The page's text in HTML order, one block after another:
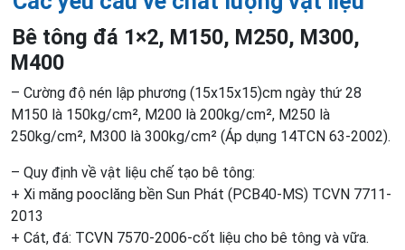
Bê tông đá 1×2, M150, M250, M300,
M400
– Cường độ nén lập phương (15x15x15)cm ngày thứ 28
M150 là 150kg/cm², M200 là 200kg/cm², M250 là
250kg/cm², M300 là 300kg/cm² (Áp dụng 14TCN 63-2002).
– Quy định về vật liệu chế tạo bê tông:
+ Xi măng pooclăng bền Sun Phát (PCB40-MS) TCVN 7711-
2013
+ Cát, đá: TCVN 7570-2006-cốt liệu cho bê tông và vữa.